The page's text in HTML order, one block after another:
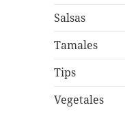
Salsas
Tamales
Tips
Vegetales